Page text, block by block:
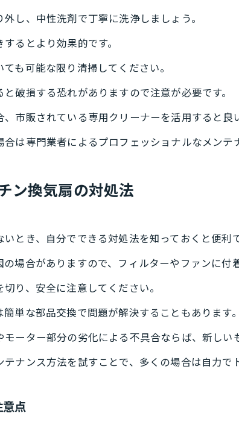
し、中性洗剤で丁寧に洗浄しましょう。
るとより効果的です。
も可能な限り清掃してください。
破損する恐れがありますので注意が必要です。
市販されている専用クリーナーを活用すると良
合は専門業者によるプロフェッショナルなメン
ン換気扇の対処法
とき、自分でできる対処法を知っておくと便利で
の場合がありますので、フィルターやファンに
り、安全に注意してください。
単な部品交換で問題が解決することもあります。
モーター部分の劣化による不具合ならば、新しい
テナンス方法を試すことで、多くの場合は自力で
点